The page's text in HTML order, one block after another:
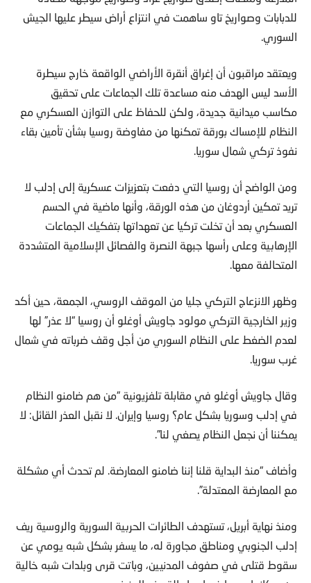
للدبابات وصواريخ تاو ساهمت في انتزاع أراض سيطر عليها الجيش
السوري.
ويعتقد مراقبون أن إغراق أنقرة الأراضي الواقعة خارج سيطرة
الأسد ليس الهدف منه مساعدة تلك الجماعات على تحقيق
مكاسب ميدانية جديدة، ولكن للحفاظ على التوازن العسكري مع
النظام للإمساك بورقة تمكنها من مفاوضة روسيا بشأن تأمين بقاء
نفوذ تركي شمال سوريا.
ومن الواضح أن روسيا التي دفعت بتعزيزات عسكرية إلى إدلب لا
تريد تمكين أردوغان من هذه الورقة، وأنها ماضية في الحسم
العسكري بعد أن تخلت تركيا عن تعهداتها بتفكيك الجماعات
الإرهابية وعلى رأسها جبهة النصرة والفصائل الإسلامية المتشددة
المتحالفة معها.
وظهر الانزعاج التركي جليا من الموقف الروسي، الجمعة، حين أكد
وزير الخارجية التركي مولود جاويش أوغلو أن روسيا “لا عذر” لها
لعدم الضغط على النظام السوري من أجل وقف ضرباته في شمال
غرب سوريا.
وقال جاويش أوغلو في مقابلة تلفزيونية “من هم ضامنو النظام
في إدلب وسوريا بشكل عام؟ روسيا وإيران. لا نقبل العذر القائل: لا
يمكننا أن نجعل النظام يصغي لنا”.
وأضاف “منذ البداية قلنا إننا ضامنو المعارضة. لم تحدث أي مشكلة
مع المعارضة المعتدلة”.
ومنذ نهاية أبريل، تستهدف الطائرات الحربية السورية والروسية ريف
إدلب الجنوبي ومناطق مجاورة له، ما يسفر بشكل شبه يومي عن
سقوط قتلى في صفوف المدنيين، وباتت قرى وبلدات شبه خالية